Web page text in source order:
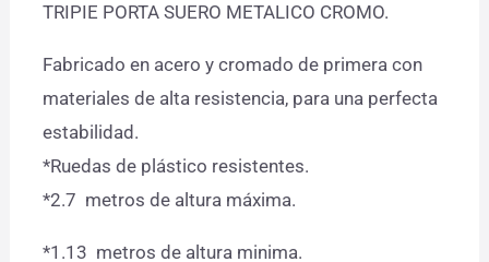
TRIPIE PORTA SUERO METALICO CROMO.
Fabricado en acero y cromado de primera con
materiales de alta resistencia, para una perfecta
estabilidad.
*Ruedas de plástico resistentes.
*2.7 metros de altura máxima.
*1.13 metros de altura minima.